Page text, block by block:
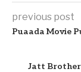
previous post
Puaada Movie
Jatt